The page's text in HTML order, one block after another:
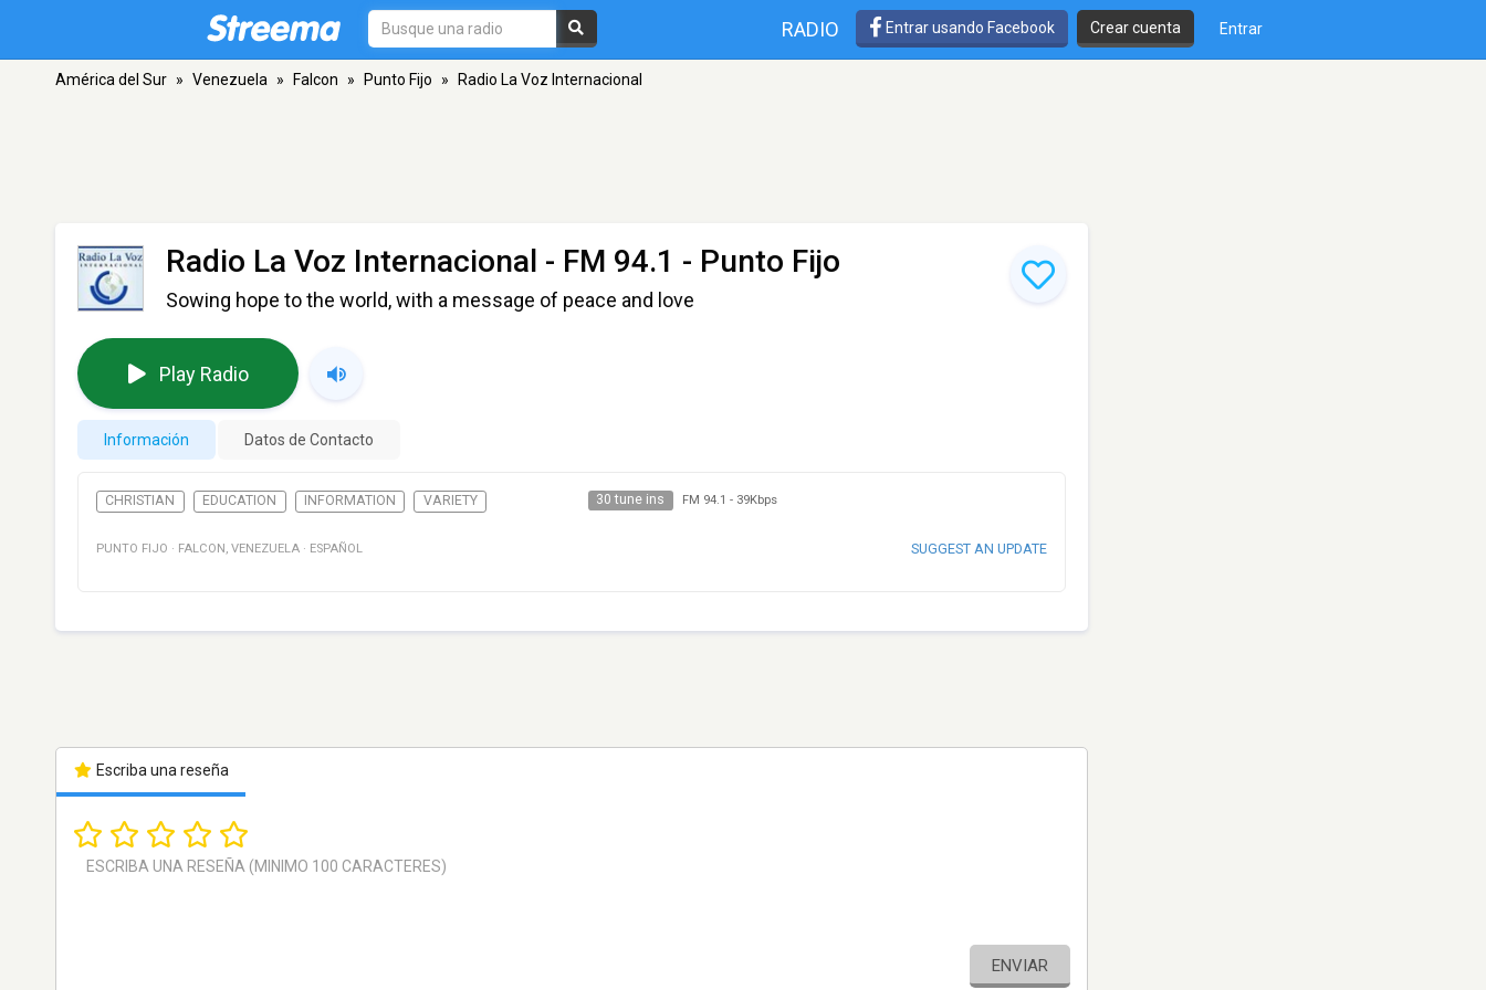
RADIO Entrar usando Facebook Crear cuenta Entrar
América del Sur » Venezuela » Falcon » Punto Fijo » Radio La Voz Internacional
Radio La Voz Internacional - FM 94.1 - Punto Fijo
Sowing hope to the world, with a message of peace and love
Play Radio
Información Datos de Contacto
CHRISTIAN EDUCATION INFORMATION VARIETY 30 tune ins FM 94.1 - 39Kbps
PUNTO FIJO · FALCON , VENEZUELA · ESPAÑOL SUGGEST AN UPDATE
Escriba una reseña
ENVIAR